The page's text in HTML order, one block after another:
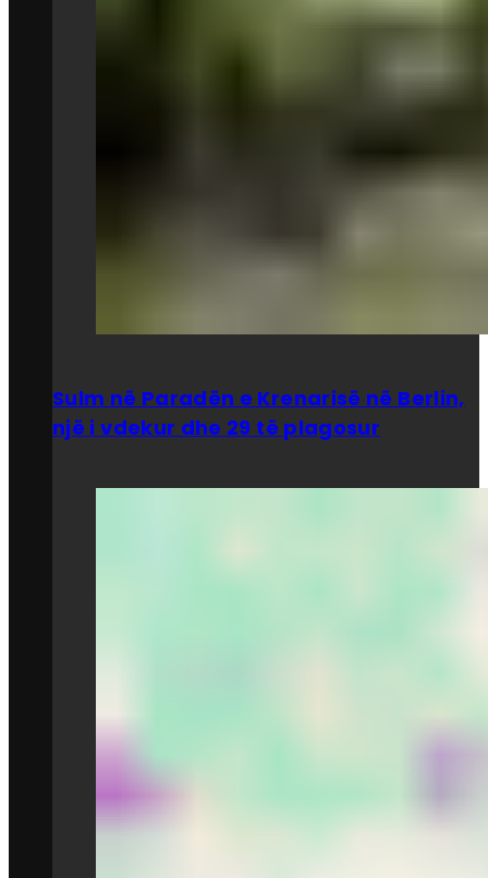
Sulm në Paradën e Krenarisë në Berlin,
një i vdekur dhe 29 të plagosur